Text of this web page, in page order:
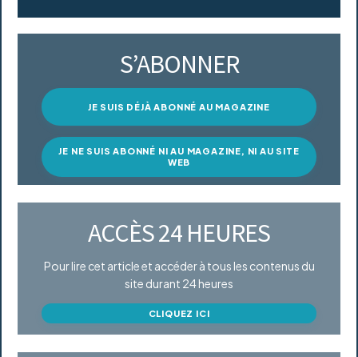
S’ABONNER
JE SUIS DÉJÀ ABONNÉ AU MAGAZINE
JE NE SUIS ABONNÉ NI AU MAGAZINE, NI AU SITE
WEB
ACCÈS 24 HEURES
Pour lire cet article et accéder à tous les contenus du
site durant 24 heures
CLIQUEZ ICI